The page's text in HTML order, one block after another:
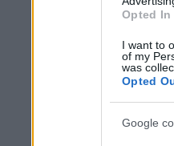
Opted In
I want to
of my
was
Opted
Google